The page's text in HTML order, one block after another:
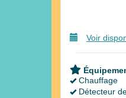
Voir
Chauffage
Détecteur